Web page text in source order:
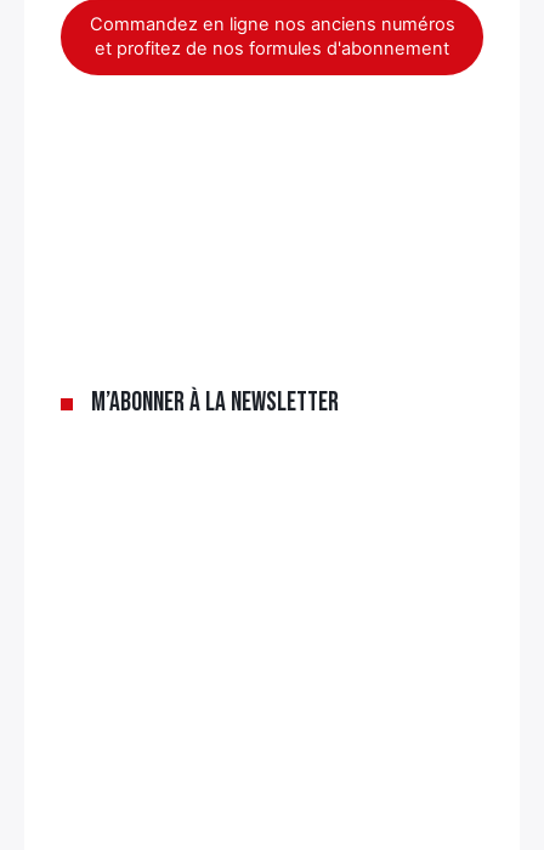
Commandez en ligne nos anciens numéros
et profitez de nos formules d'abonnement
M’abonner à la newsletter